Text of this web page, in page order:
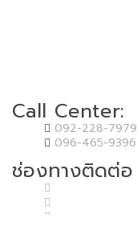
Call Center:
092-228-7979
096-465-9396
ช่องทางติดต่อ